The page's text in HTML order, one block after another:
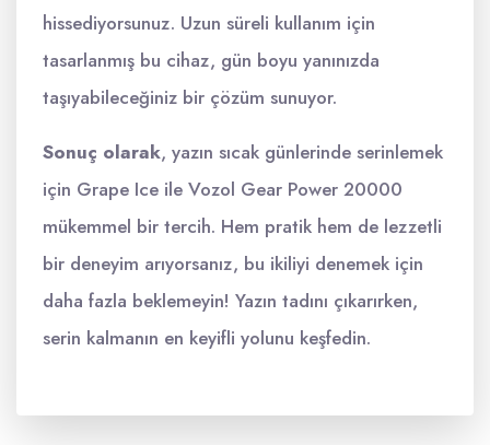
hissediyorsunuz. Uzun süreli kullanım için
tasarlanmış bu cihaz, gün boyu yanınızda
taşıyabileceğiniz bir çözüm sunuyor.
Sonuç olarak, yazın sıcak günlerinde serinlemek
için Grape Ice ile Vozol Gear Power 20000
mükemmel bir tercih. Hem pratik hem de lezzetli
bir deneyim arıyorsanız, bu ikiliyi denemek için
daha fazla beklemeyin! Yazın tadını çıkarırken,
serin kalmanın en keyifli yolunu keşfedin.